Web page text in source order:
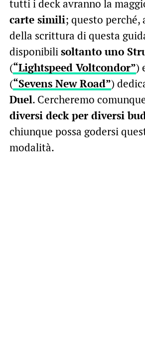
tutti i deck avranno la
carte simili; questo perché,
della scrittura di questa
disponibilisoltanto uno
(“Lightspeed Voltcondor”)
(“Sevens New Road”)
Duel. Cercheremo
diversi deck per diversi
chiunque possa godersi
modalità.